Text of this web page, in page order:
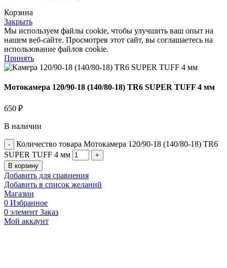
Корзина
Закрыть
Мы используем файлы cookie, чтобы улучшить ваш опыт на
нашем веб-сайте. Просмотрев этот сайт, вы соглашаетесь на
использование файлов cookie.
Принять
Мотокамера 120/90-18 (140/80-18) TR6 SUPER TUFF 4 мм
650 ₽
В наличии
Количество товара Мотокамера 120/90-18 (140/80-18) TR6
SUPER TUFF 4 мм
В корзину
Добавить для сравнения
Добавить в список желаний
Магазин
0 Избранное
0 элемент Заказ
Мой аккаунт